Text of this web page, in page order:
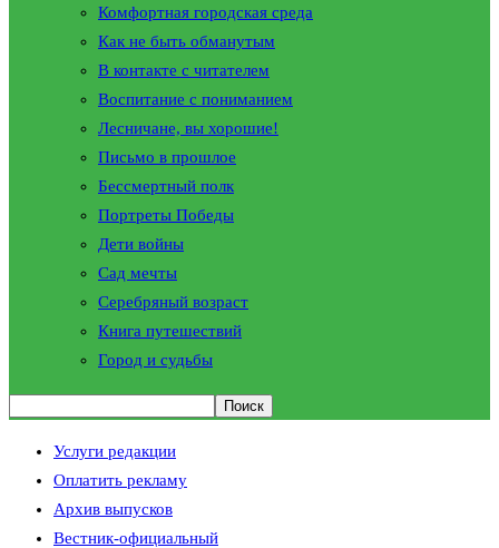
Комфортная городская среда
Как не быть обманутым
В контакте с читателем
Воспитание с пониманием
Лесничане, вы хорошие!
Письмо в прошлое
Бессмертный полк
Портреты Победы
Дети войны
Сад мечты
Серебряный возраст
Книга путешествий
Город и судьбы
Услуги редакции
Оплатить рекламу
Архив выпусков
Вестник-официальный